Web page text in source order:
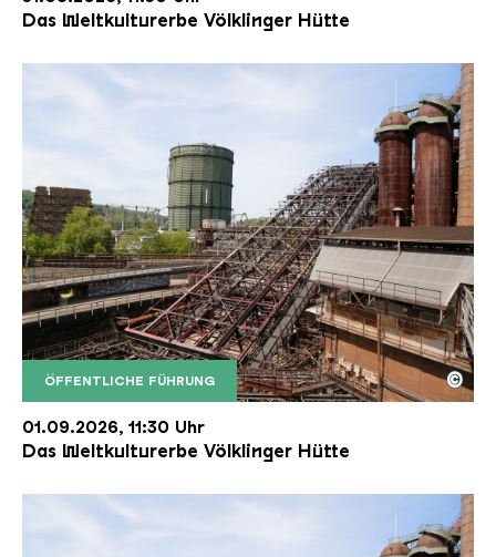
Das Weltkulturerbe Völklinger Hütte
ÖFFENTLICHE FÜHRUNG
Der Erzschrägaufzug der Völklinger Hütte mit
Copyright: Weltkulturerbe Völklinger Hütte | Karl
©
01.09.2026, 11:30 Uhr
Das Weltkulturerbe Völklinger Hütte